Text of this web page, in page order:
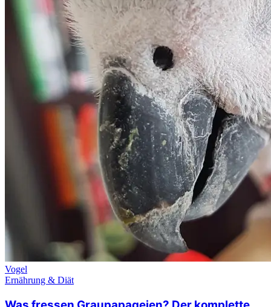
Vogel
Ernährung & Diät